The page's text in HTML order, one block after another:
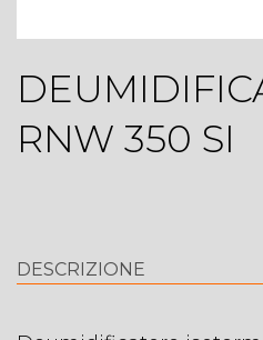
RNW 350 SI
DESCRIZIONE